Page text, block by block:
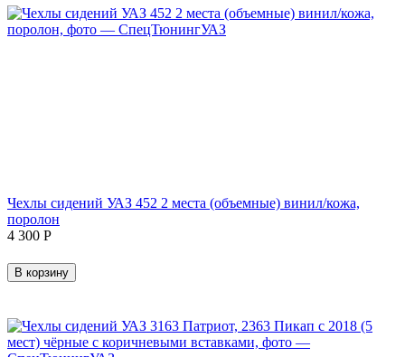
Чехлы сидений УАЗ 452 2 места (объемные) винил/кожа,
поролон
4 300 Р
В корзину